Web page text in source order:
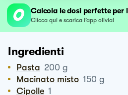
Calcola le dosi perfette per
Clicca qui e scarica l’app olivia!
Ingredienti
Pasta 200 g
Macinato misto 150 g
Cipolle 1